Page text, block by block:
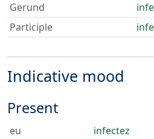
Gerund
Participle
Indicative mood
Present
eu
infectez